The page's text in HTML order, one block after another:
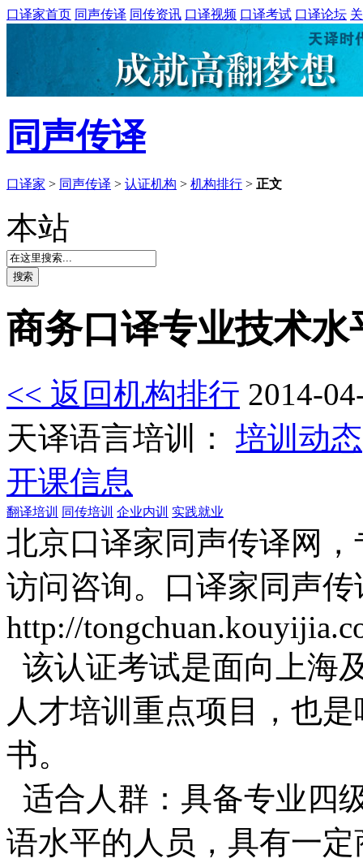
口译家首页 同声传译 同传资讯 口译视频 口译考试 口译论坛
同声传译
口译家 > 同声传译 > 认证机构 > 机构排行 > 正文
本站
商务口译专业技术
<< 返回机构排行 2014-
天译语言培训： 培训动态
开课信息
翻译培训 同传培训 企业内训 实践就业
北京口译家同声传译网
访问咨询。口译家同声
http://
该认证考试是面向上海
人才培训重点项目，也
书。
适合人群：具备专业四
语水平的人员，具有一